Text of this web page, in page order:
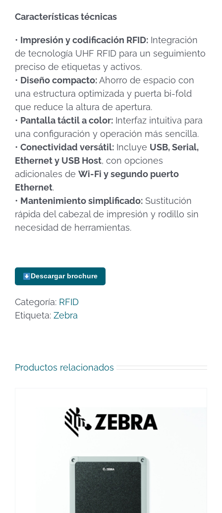
Características técnicas
• Impresión y codificación RFID: Integración
de tecnología UHF RFID para un seguimiento
preciso de etiquetas y activos.
• Diseño compacto:Ahorro de espacio con
una estructura optimizada y puerta bi-fold
que reduce la altura de apertura.
• Pantalla táctil a color: Interfaz intuitiva para
una configuración y operación más sencilla.
• Conectividad versátil: Incluye USB, Serial,
Ethernet y USB Host, con opciones
adicionales de Wi-Fi y segundo puerto
Ethernet.
• Mantenimiento simplificado: Sustitución
rápida del cabezal de impresión y rodillo sin
necesidad de herramientas.
Descargar brochure
Categoría: RFID
Etiqueta: Zebra
Productos relacionados